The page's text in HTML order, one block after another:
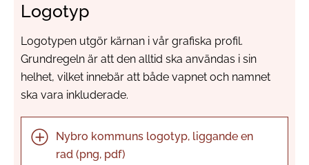
Logotyp
Logotypen utgör kärnan i vår grafiska profil.
Grundregeln är att den alltid ska användas i sin
helhet, vilket innebär att både vapnet och namnet
ska vara inkluderade.
Nybro kommuns logotyp, liggande en
rad (png, pdf)